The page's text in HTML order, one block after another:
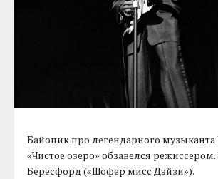
Байопик про легендарного
«Чистое озеро» обзавелся
Бересфорд («Шофер мисс Дэйзи»).